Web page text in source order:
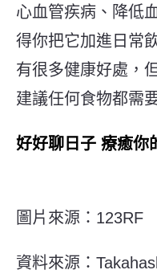
心血管疾病、降低
得你把它加進日常
有很多健康好處，
建議任何食物都需
好好聊日子 療癒你
圖片來源：123RF
資料來源：